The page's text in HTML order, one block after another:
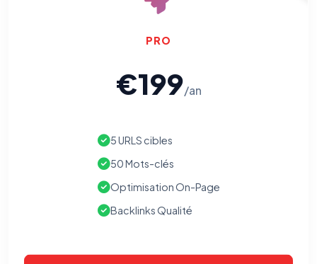
PRO
€199/an
5 URLS cibles
50 Mots-clés
Optimisation On-Page
Backlinks Qualité